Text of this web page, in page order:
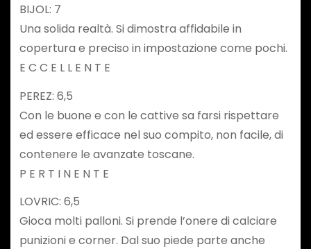
BIJOL: 7
Una solida realtà. Si dimostra affidabile in
copertura e preciso in impostazione come pochi.
E C C E L L E N T E
PEREZ: 6,5
Con le buone e con le cattive sa farsi rispettare
ed essere efficace nel suo compito, non facile, di
contenere le avanzate toscane.
P E R T I N E N T E
LOVRIC: 6,5
Gioca molti palloni. Si prende l’onere di calciare
punizioni e corner. Dal suo piede parte anche